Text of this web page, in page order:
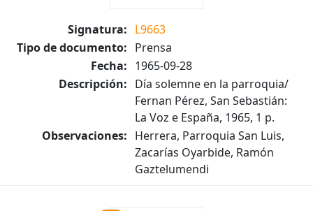
Signatura: L9663
Tipo de documento: Prensa
Fecha: 1965-09-28
Descripción: Día solemne en la parroquia/
Fernan Pérez, San Sebastián:
La Voz e España, 1965, 1 p.
Observaciones: Herrera, Parroquia San Luis,
Zacarías Oyarbide, Ramón
Gaztelumendi